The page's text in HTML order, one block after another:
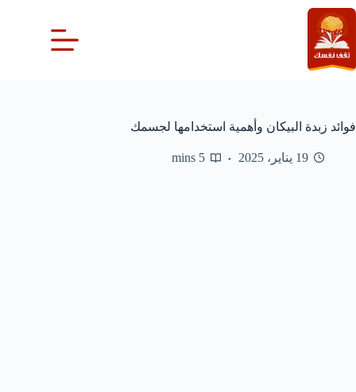
التجاوز
إلى
المحتوى
فوائد زبدة البيكان وأهمية استخدامها لجسمك
19 يناير، 2025 5 mins